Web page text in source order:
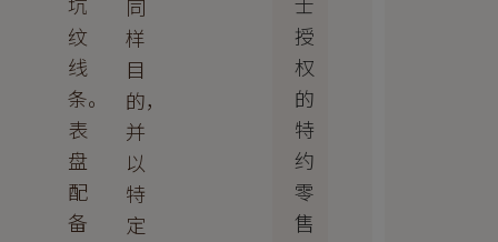
纹
线
条。
表
盘
配
备
同
样
目
的，
并
以
特
定
授
权
的
特
约
零
售